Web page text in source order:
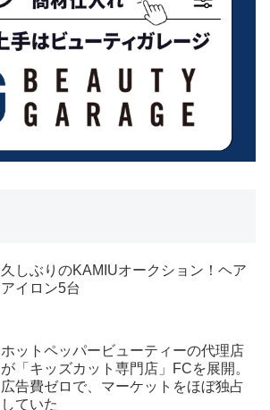
久しぶりのKAMIUオークション！ヘア
アイロン5台
ホットペッパービューティーの代理店
が「キッズカット専門店」FCを展開。
広告費ゼロで、マーケットをほぼ独占
していた